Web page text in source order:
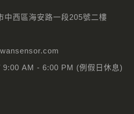
中西區海安路一段205號二樓
9:00 AM - 6:00 PM (例假日休息)